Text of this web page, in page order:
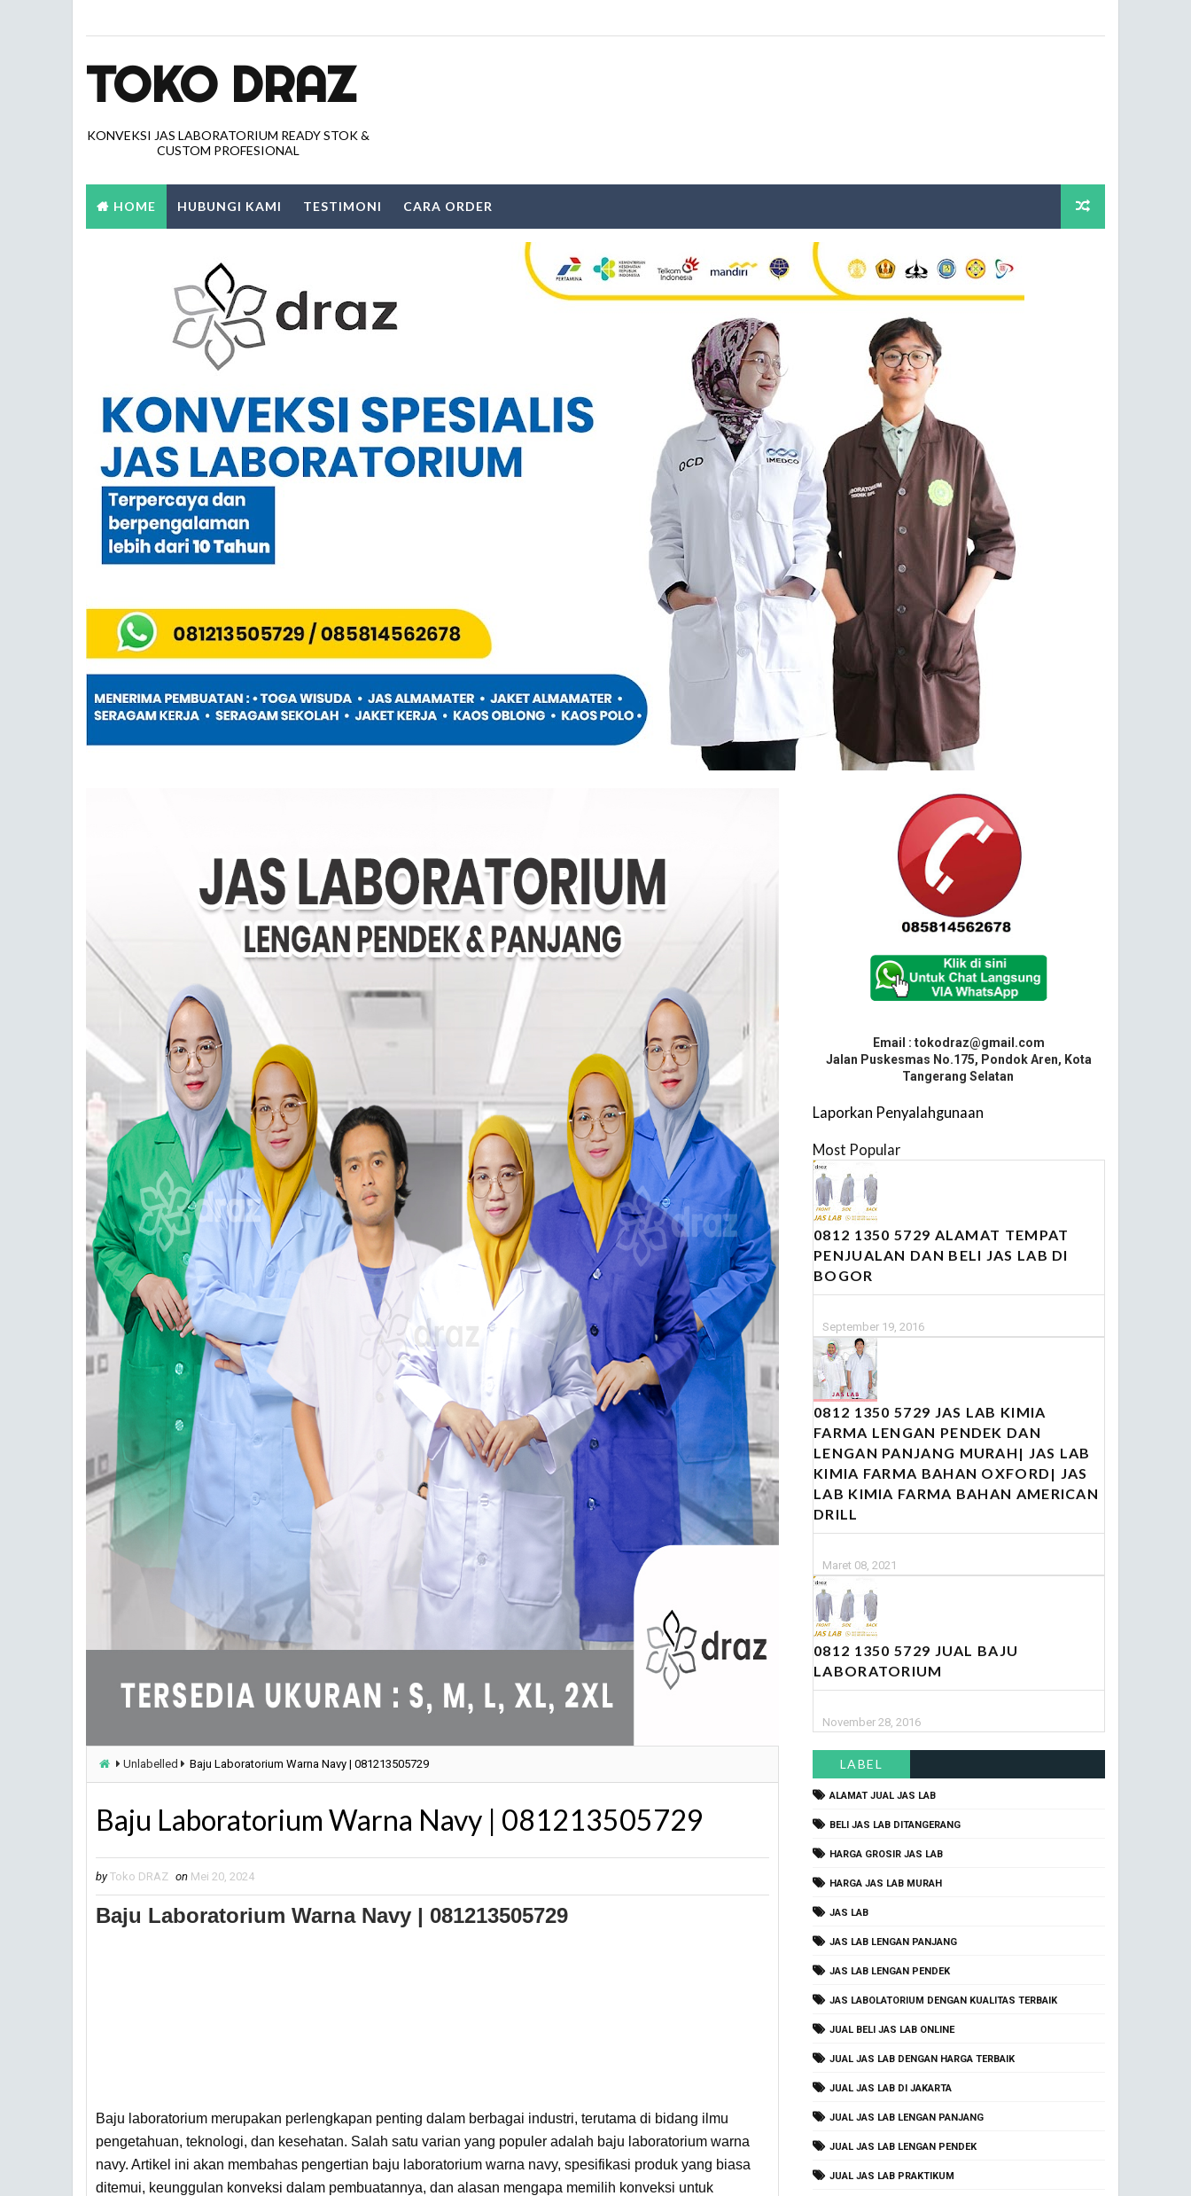
TOKO DRAZ
KONVEKSI JAS LABORATORIUM READY STOK &
CUSTOM PROFESIONAL
HOME HUBUNGI KAMI TESTIMONI CARA ORDER
Unlabelled Baju Laboratorium Warna Navy | 081213505729
Baju Laboratorium Warna Navy | 081213505729
by Toko DRAZ on Mei 20, 2024
Baju Laboratorium Warna Navy | 081213505729
Baju laboratorium merupakan perlengkapan penting dalam berbagai industri, terutama di bidang ilmu
pengetahuan, teknologi, dan kesehatan. Salah satu varian yang populer adalah baju laboratorium warna
navy. Artikel ini akan membahas pengertian baju laboratorium warna navy, spesifikasi produk yang biasa
ditemui, keunggulan konveksi dalam pembuatannya, dan alasan mengapa memilih konveksi untuk
Email : tokodraz@gmail.com
Jalan Puskesmas No.175, Pondok Aren, Kota
Tangerang Selatan
Laporkan Penyalahgunaan
Most Popular
0812 1350 5729 ALAMAT TEMPAT
PENJUALAN DAN BELI JAS LAB DI
BOGOR
September 19, 2016
0812 1350 5729 JAS LAB KIMIA
FARMA LENGAN PENDEK DAN
LENGAN PANJANG MURAH| JAS LAB
KIMIA FARMA BAHAN OXFORD| JAS
LAB KIMIA FARMA BAHAN AMERICAN
DRILL
Maret 08, 2021
0812 1350 5729 JUAL BAJU
LABORATORIUM
November 28, 2016
LABEL
ALAMAT JUAL JAS LAB
BELI JAS LAB DITANGERANG
HARGA GROSIR JAS LAB
HARGA JAS LAB MURAH
JAS LAB
JAS LAB LENGAN PANJANG
JAS LAB LENGAN PENDEK
JAS LABOLATORIUM DENGAN KUALITAS TERBAIK
JUAL BELI JAS LAB ONLINE
JUAL JAS LAB DENGAN HARGA TERBAIK
JUAL JAS LAB DI JAKARTA
JUAL JAS LAB LENGAN PANJANG
JUAL JAS LAB LENGAN PENDEK
JUAL JAS LAB PRAKTIKUM